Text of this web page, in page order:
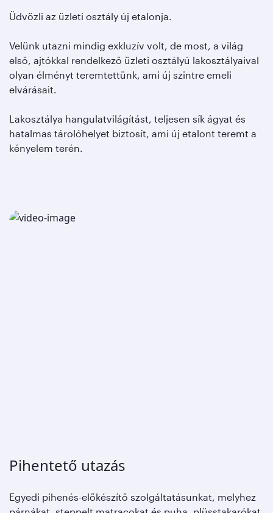
Üdvözli az üzleti osztály új etalonja.
Velünk utazni mindig exkluzív volt, de most, a világ
első, ajtókkal rendelkező üzleti osztályú lakosztályaival
olyan élményt teremtettünk, ami új szintre emeli
elvárásait.
Lakosztálya hangulatvilágítást, teljesen sík ágyat és
hatalmas tárolóhelyet biztosít, ami új etalont teremt a
kényelem terén.
Pihentető utazás
Egyedi pihenés-előkészítő szolgáltatásunkat, melyhez